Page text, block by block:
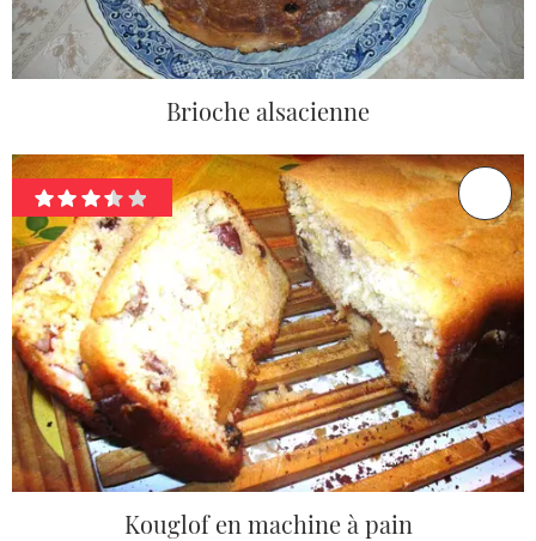
Brioche alsacienne
Kouglof en machine à pain